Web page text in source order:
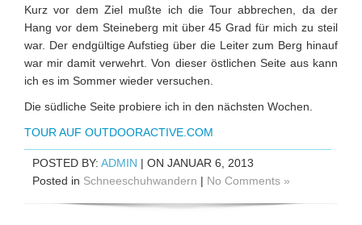
Kurz vor dem Ziel mußte ich die Tour abbrechen, da der
Hang vor dem Steineberg mit über 45 Grad für mich zu steil
war. Der endgültige Aufstieg über die Leiter zum Berg hinauf
war mir damit verwehrt. Von dieser östlichen Seite aus kann
ich es im Sommer wieder versuchen.
Die südliche Seite probiere ich in den nächsten Wochen.
TOUR AUF OUTDOORACTIVE.COM
POSTED BY: ADMIN | ON JANUAR 6, 2013
Posted in Schneeschuhwandern | No Comments »